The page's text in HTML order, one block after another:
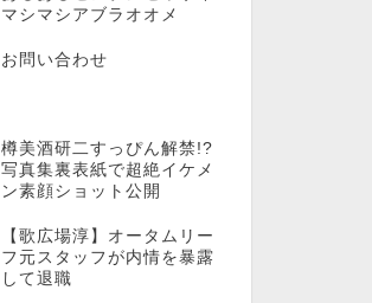
マシマシアブラオオメ
お問い合わせ
樽美酒研二すっぴん解禁!?
写真集裏表紙で超絶イケメ
ン素顔ショット公開
【歌広場淳】オータムリー
フ元スタッフが内情を暴露
して退職